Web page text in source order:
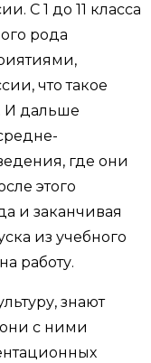
С 1 до 11 класса
рода
что такое
И дальше
где они
этого
и заканчивая
из учебного
работу.
знают
с ними